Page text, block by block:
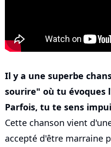
Il y a une superbe
sourire" où tu évoques
Parfois, tu te sens
Cette chanson vient
accepté d'être marraine